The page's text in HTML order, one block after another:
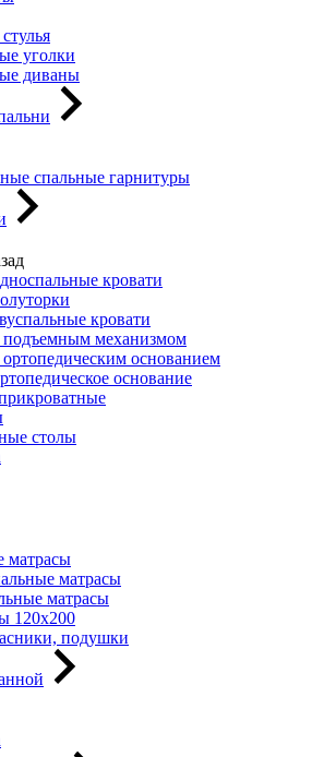
уголки
диваны
спальные гарнитуры
кровати
кровати
механизмом
основанием
основание
столы
матрасы
матрасы
матрасы
120х200
подушки